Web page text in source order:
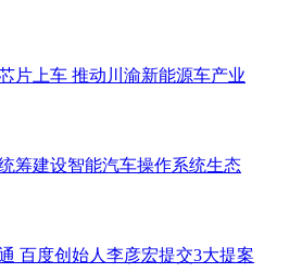
片上车 推动川渝新能源车产业
筹建设智能汽车操作系统生态
百度创始人李彦宏提交3大提案